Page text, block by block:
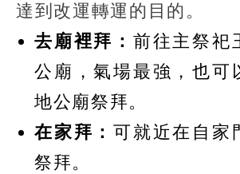
達到改運轉運的目的。
去廟裡拜： 前往主祭祀
公廟，氣場最強，也可
地公廟祭拜。
在家拜：可就近在自家
祭拜。